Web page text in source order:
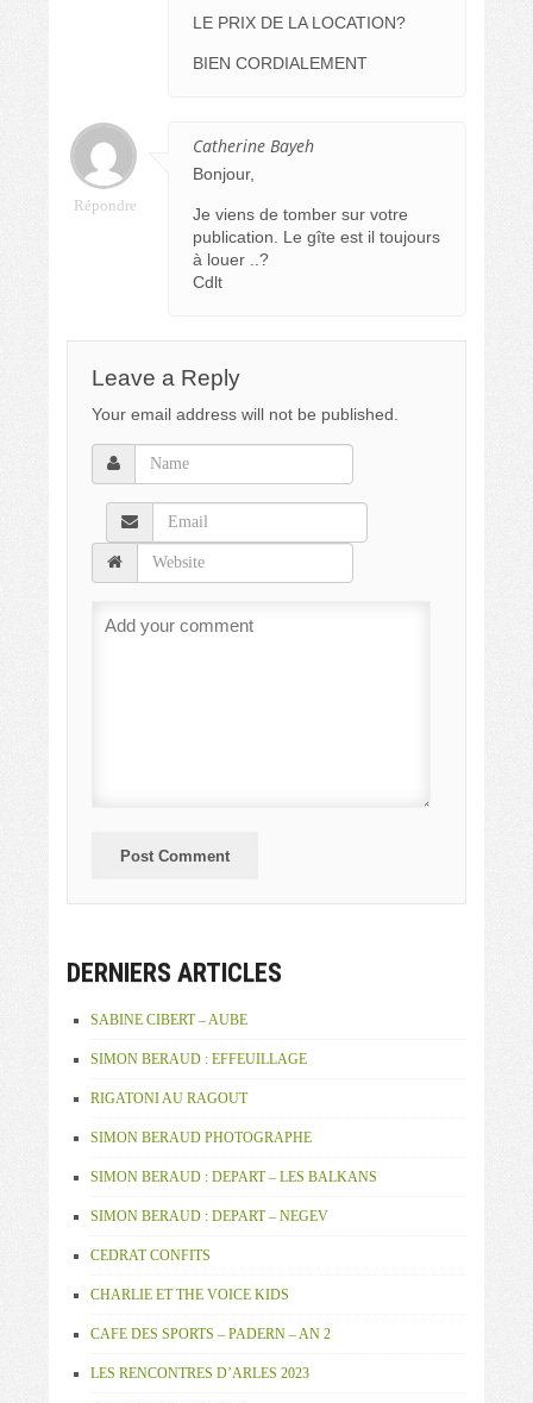
LE PRIX DE LA LOCATION?
BIEN CORDIALEMENT
Catherine Bayeh
Bonjour,
Je viens de tomber sur votre
publication. Le gîte est il toujours
à louer ..?
Cdlt
Répondre
Leave a Reply
Your email address will not be published.
DERNIERS ARTICLES
SABINE CIBERT – AUBE
SIMON BERAUD : EFFEUILLAGE
RIGATONI AU RAGOUT
SIMON BERAUD PHOTOGRAPHE
SIMON BERAUD : DEPART – LES BALKANS
SIMON BERAUD : DEPART – NEGEV
CEDRAT CONFITS
CHARLIE ET THE VOICE KIDS
CAFE DES SPORTS – PADERN – AN 2
LES RENCONTRES D’ARLES 2023